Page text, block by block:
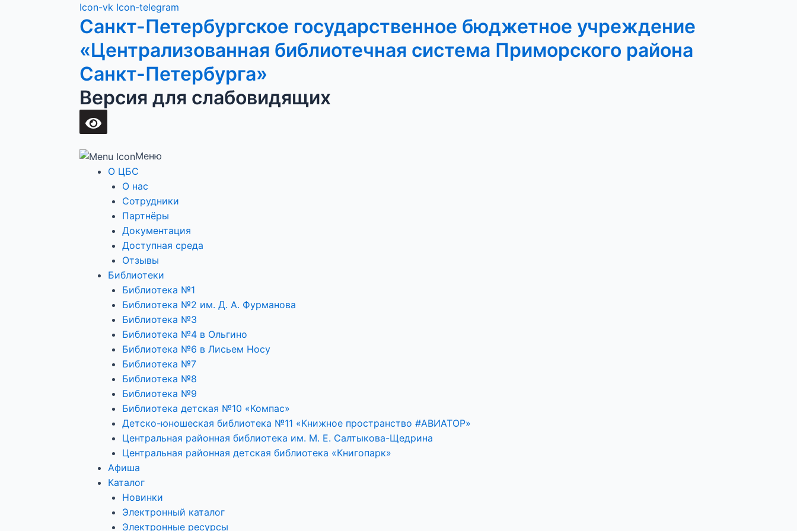
Перейти
к
содержимому
Icon-vk Icon-telegram
Санкт-Петербургское государственное бюджетное учреждение
«Централизованная библиотечная система Приморского района
Санкт-Петербурга»
Версия для слабовидящих
Меню
О ЦБС
О нас
Сотрудники
Партнёры
Документация
Доступная среда
Отзывы
Библиотеки
Библиотека №1
Библиотека №2 им. Д. А. Фурманова
Библиотека №3
Библиотека №4 в Ольгино
Библиотека №6 в Лисьем Носу
Библиотека №7
Библиотека №8
Библиотека №9
Библиотека детская №10 «Компас»
Детско-юношеская библиотека №11 «Книжное пространство #АВИАТОР»
Центральная районная библиотека им. М. Е. Салтыкова-Щедрина
Центральная районная детская библиотека «Книгопарк»
Афиша
Каталог
Новинки
Электронный каталог
Электронные ресурсы
Main
Menu